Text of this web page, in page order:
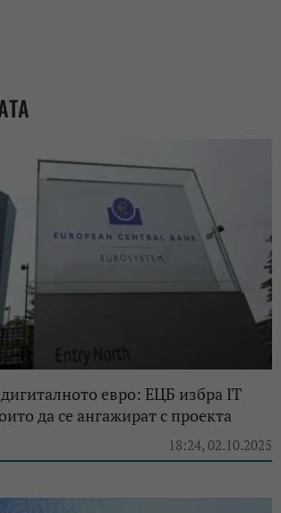
евро: ЕЦБ избра IT
да се ангажират с проекта
18:24, 02.10.2025